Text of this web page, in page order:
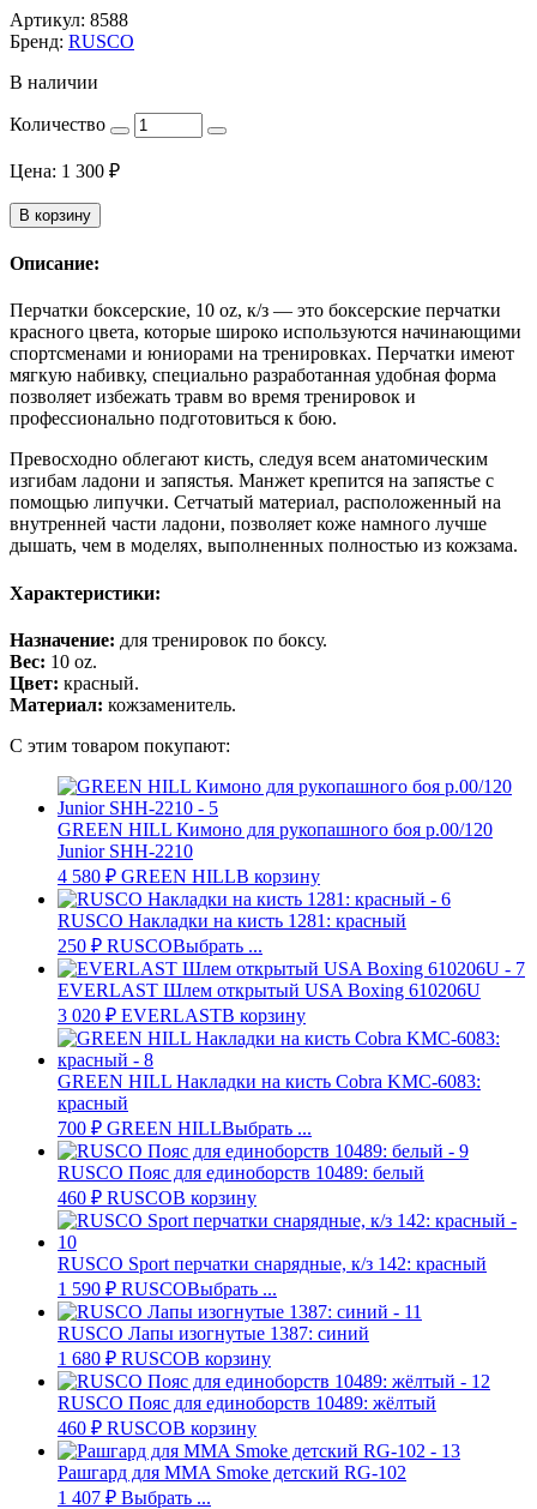
Артикул: 8588
Бренд: RUSCO
В наличии
Количество
Цена: 1 300 ₽
В корзину
Описание:
Перчатки боксерские, 10 oz, к/з — это боксерские перчатки
красного цвета, которые широко используются начинающими
спортсменами и юниорами на тренировках. Перчатки имеют
мягкую набивку, специально разработанная удобная форма
позволяет избежать травм во время тренировок и
профессионально подготовиться к бою.
Превосходно облегают кисть, следуя всем анатомическим
изгибам ладони и запястья. Манжет крепится на запястье с
помощью липучки. Сетчатый материал, расположенный на
внутренней части ладони, позволяет коже намного лучше
дышать, чем в моделях, выполненных полностью из кожзама.
Характеристики:
Назначение: для тренировок по боксу.
Вес: 10 oz.
Цвет: красный.
Материал: кожзаменитель.
С этим товаром покупают:
GREEN HILL Кимоно для рукопашного боя р.00/120
Junior SHH-2210
4 580 ₽ GREEN HILLВ корзину
RUSCO Накладки на кисть 1281: красный
250 ₽ RUSCOВыбрать ...
EVERLAST Шлем открытый USA Boxing 610206U
3 020 ₽ EVERLASTВ корзину
GREEN HILL Накладки на кисть Cobra KMC-6083:
красный
700 ₽ GREEN HILLВыбрать ...
RUSCO Пояс для единоборств 10489: белый
460 ₽ RUSCOВ корзину
RUSCO Sport перчатки снарядные, к/з 142: красный
1 590 ₽ RUSCOВыбрать ...
RUSCO Лапы изогнутые 1387: синий
1 680 ₽ RUSCOВ корзину
RUSCO Пояс для единоборств 10489: жёлтый
460 ₽ RUSCOВ корзину
Рашгард для MMA Smoke детский RG-102
1 407 ₽ Выбрать ...